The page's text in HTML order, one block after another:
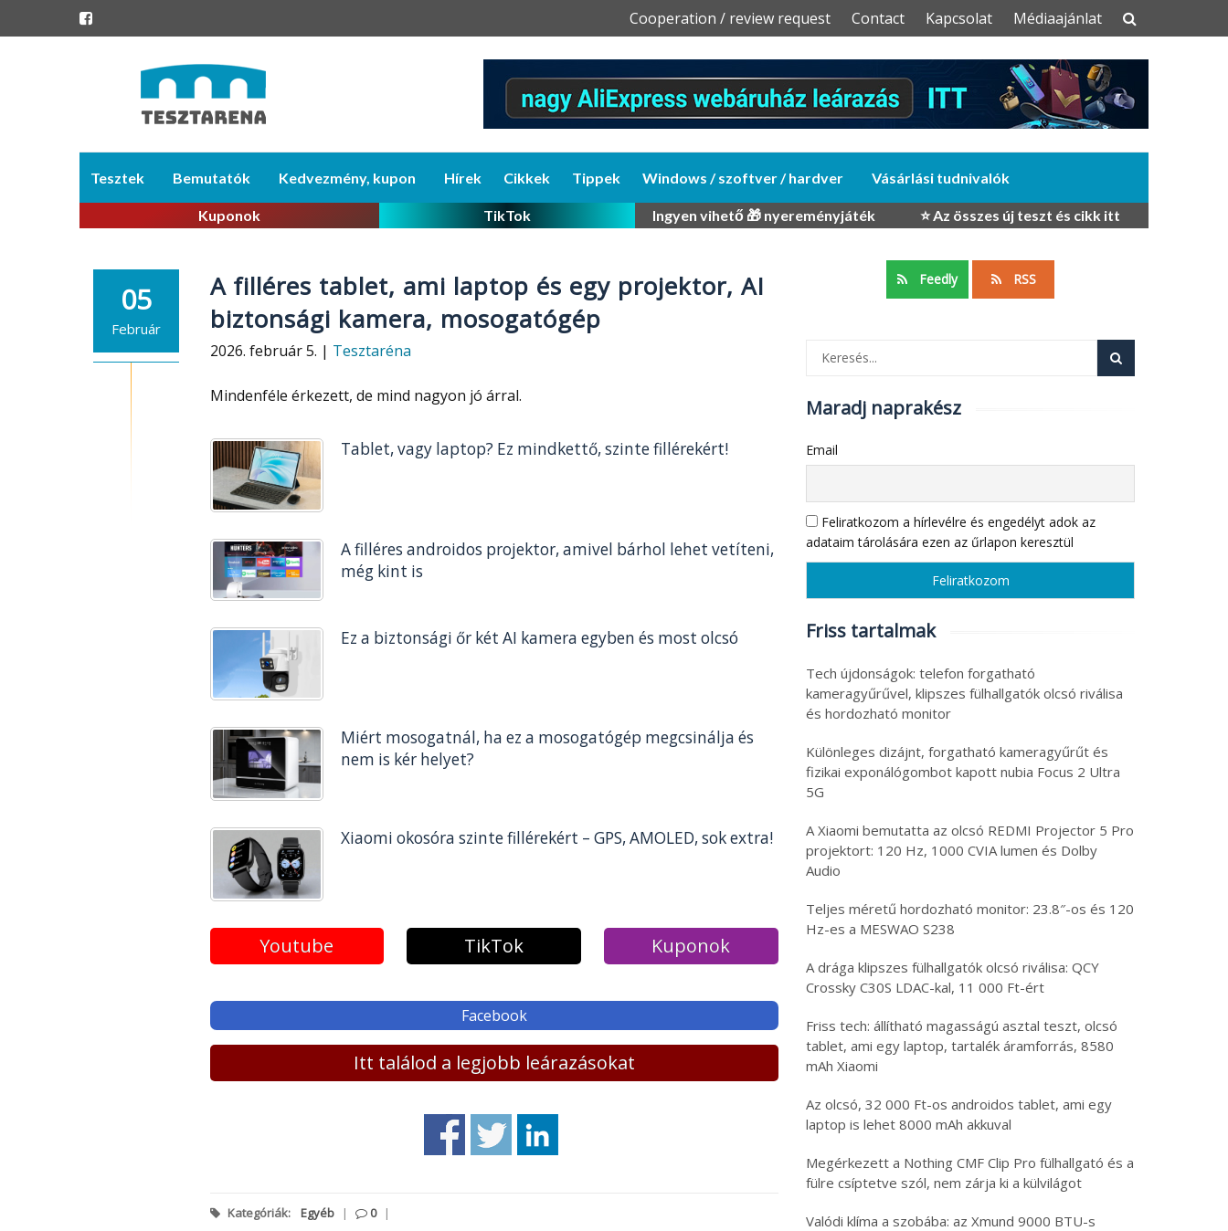
Skip
Cooperation / review request Contact Kapcsolat Médiaajánlat
content
Tesztek Bemutatók Kedvezmény, kupon Hírek Cikkek Tippek Windows / szoftver / hardver Vásárlási tudnivalók
Kuponok TikTok Ingyen vihető 🎁 nyereményjáték ⭐ Az összes új teszt és cikk itt
05
Február
A filléres tablet, ami laptop és egy projektor, AI
biztonsági kamera, mosogatógép
2026. február 5. | Tesztaréna
Mindenféle érkezett, de mind nagyon jó árral.
Tablet, vagy laptop? Ez mindkettő, szinte fillérekért!
A filléres androidos projektor, amivel bárhol lehet vetíteni,
még kint is
Ez a biztonsági őr két AI kamera egyben és most olcsó
Miért mosogatnál, ha ez a mosogatógép megcsinálja és
nem is kér helyet?
Xiaomi okosóra szinte fillérekért – GPS, AMOLED, sok extra!
Youtube TikTok Kuponok
Facebook
Itt találod a legjobb leárazásokat
Kategóriák: Egyéb | 0 |
Feedly RSS
Maradj naprakész
Email
Feliratkozom a hírlevélre és engedélyt adok az
adataim tárolására ezen az űrlapon keresztül
Friss tartalmak
Tech újdonságok: telefon forgatható
kameragyűrűvel, klipszes fülhallgatók olcsó riválisa
és hordozható monitor
Különleges dizájnt, forgatható kameragyűrűt és
fizikai exponálógombot kapott nubia Focus 2 Ultra
5G
A Xiaomi bemutatta az olcsó REDMI Projector 5 Pro
projektort: 120 Hz, 1000 CVIA lumen és Dolby
Audio
Teljes méretű hordozható monitor: 23.8″-os és 120
Hz-es a MESWAO S238
A drága klipszes fülhallgatók olcsó riválisa: QCY
Crossky C30S LDAC-kal, 11 000 Ft-ért
Friss tech: állítható magasságú asztal teszt, olcsó
tablet, ami egy laptop, tartalék áramforrás, 8580
mAh Xiaomi
Az olcsó, 32 000 Ft-os androidos tablet, ami egy
laptop is lehet 8000 mAh akkuval
Megérkezett a Nothing CMF Clip Pro fülhallgató és a
fülre csíptetve szól, nem zárja ki a külvilágot
Valódi klíma a szobába: az Xmund 9000 BTU-s